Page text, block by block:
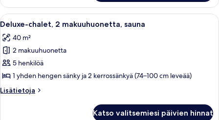
makuuhuonetta
Avaa
kaikki
huonetyypin
Deluxe-
chalet,
2
makuuhuonetta,
sauna
Huoneessa on kaksi sänkyä, puinen
8
Deluxe-chalet, 2 makuuhuonetta, sauna
40 m²
2 makuuhuonetta
5 henkilöä
1 yhden hengen sänky ja 2 kerrossänkyä (74–100 cm leveää)
Lisätietoja
Lisätietoja
Katso valitsemiesi päivien hinnat